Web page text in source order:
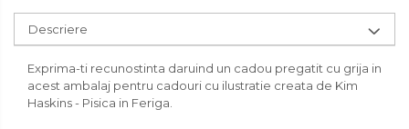
Descriere
Exprima-ti recunostinta daruind un cadou pregatit cu grija in
acest ambalaj pentru cadouri cu ilustratie creata de Kim
Haskins - Pisica in Feriga.